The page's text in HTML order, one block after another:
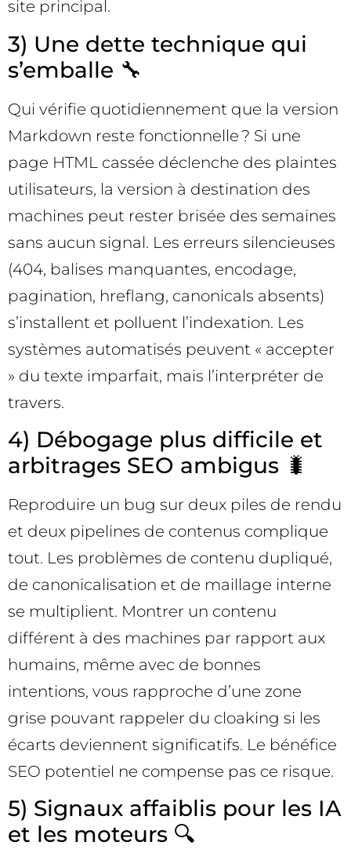
site principal.
3) Une dette technique qui
s’emballe 🔧
Qui vérifie quotidiennement que la version
Markdown reste fonctionnelle ? Si une
page HTML cassée déclenche des plaintes
utilisateurs, la version à destination des
machines peut rester brisée des semaines
sans aucun signal. Les erreurs silencieuses
(404, balises manquantes, encodage,
pagination, hreflang, canonicals absents)
s’installent et polluent l’indexation. Les
systèmes automatisés peuvent « accepter
» du texte imparfait, mais l’interpréter de
travers.
4) Débogage plus difficile et
arbitrages SEO ambigus 🐛
Reproduire un bug sur deux piles de rendu
et deux pipelines de contenus complique
tout. Les problèmes de contenu dupliqué,
de canonicalisation et de maillage interne
se multiplient. Montrer un contenu
différent à des machines par rapport aux
humains, même avec de bonnes
intentions, vous rapproche d’une zone
grise pouvant rappeler du cloaking si les
écarts deviennent significatifs. Le bénéfice
SEO potentiel ne compense pas ce risque.
5) Signaux affaiblis pour les IA
et les moteurs 🔍